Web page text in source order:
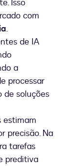
Isso
com
.
de IA
a
processar
de soluções
estimam
precisão. Na
tarefas
preditiva